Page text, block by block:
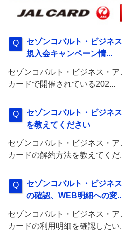
セゾンコバルト・ビジネ
規入会キャンペーン情...
セゾンコバルト・ビジネス・
カードで開催されている202...
セゾンコバルト・ビジネ
を教えてください
セゾンコバルト・ビジネス・
カードの解約方法を教えてくだ
セゾンコバルト・ビジネ
の確認、WEB明細への変
セゾンコバルト・ビジネス・
カードの利用明細を確認したい